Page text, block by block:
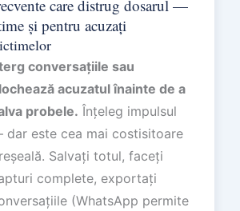
care distrug dosarul —
și pentru acuzați
conversațiile sau
acuzatul înainte de a
probele. Înțeleg impulsul
este cea mai costisitoare
Salvați totul, faceți
complete, exportați
(WhatsApp permite